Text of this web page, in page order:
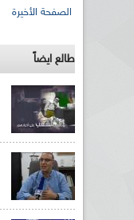
الصفحات
الصفحة الأخيرة
طالع ايضاً